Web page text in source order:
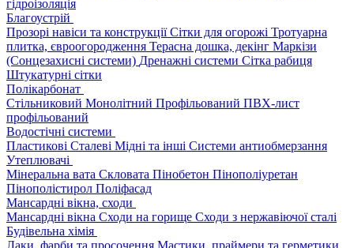
гідроізоляція
Благоустрій
Прозорі навіси та конструкціїСітки для огорожі Тротуарна
плитка, євроогородження Терасна дошка, декінг Маркізи
(Сонцезахисні системи) Дренажні системи Сітка рабиця
Штукатурні сітки
Полікарбонат
Стільниковий Монолітний Профільований ПВХ-лист
профільований
Водостічні системи
Пластикові Сталеві Мідні та інші Системи антиобмерзання
Утеплювачі
Мінеральна вата Скловата Пінобетон Пінополіуретан
Пінополістирол Поліфасад
Мансардні вікна, сходи
Мансардні вікна Сходи на горище Сходи з нержавіючої сталі
Будівельна хімія
Лаки, фарби та просочення Мастики, праймери та герметики